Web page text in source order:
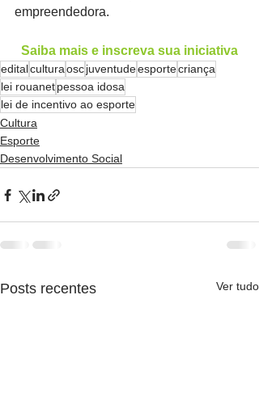
empreendedora.
Saiba mais e inscreva sua iniciativa
editalculturaoscjuventudeesportecriança
lei rouanetpessoa idosa
lei de incentivo ao esporte
Cultura
Esporte
Desenvolvimento Social
Posts recentes Ver tudo